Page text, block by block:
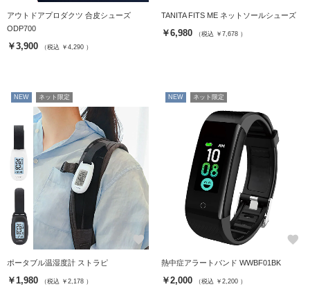
アウトドアプロダクツ 合皮シューズ
ODP700
￥3,900 （税込 ￥4,290 ）
TANITA FITS ME ネットソールシューズ
￥6,980 （税込 ￥7,678 ）
NEW ネット限定
favorite
ポータブル温湿度計 ストラピ
￥1,980 （税込 ￥2,178 ）
NEW ネット限定
favorite
熱中症アラートバンド WWBF01BK
￥2,000 （税込 ￥2,200 ）